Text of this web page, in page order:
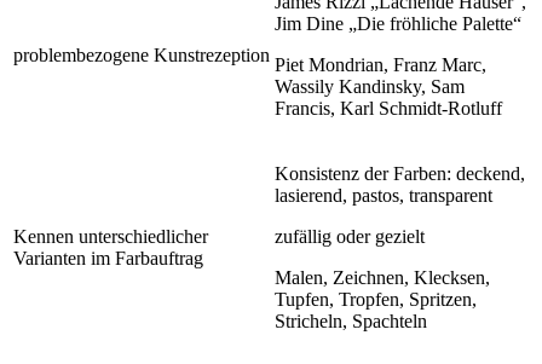
problembezogene Kunstrezeption
Jim Dine „Die fröhliche Palette“
Piet Mondrian, Franz Marc,
Wassily Kandinsky, Sam
Francis, Karl Schmidt-Rotluff
Kennen unterschiedlicher
Varianten im Farbauftrag
Konsistenz der Farben: deckend,
lasierend, pastos, transparent
zufällig oder gezielt
Malen, Zeichnen, Klecksen,
Tupfen, Tropfen, Spritzen,
Stricheln, Spachteln